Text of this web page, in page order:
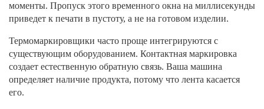
моменты. Пропуск этого временного окна на миллисекунды
приведет к печати в пустоту, а не на готовом изделии.
Термомаркировщики часто проще интегрируются с
существующим оборудованием. Контактная маркировка
создает естественную обратную связь. Ваша машина
определяет наличие продукта, потому что лента касается
его.